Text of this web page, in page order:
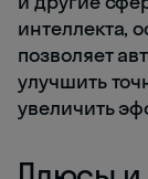
интеллекта,
позволяет
улучшить
увеличить